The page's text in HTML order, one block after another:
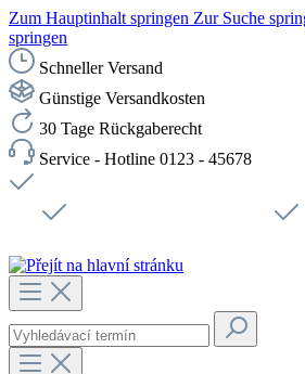
Zum Hauptinhalt springen Zur Suche
springen
Schneller Versand
Günstige Versandkosten
30 Tage Rückgaberecht
Service - Hotline 0123 - 45678